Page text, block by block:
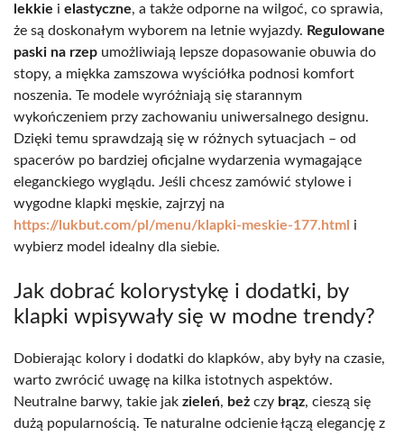
lekkie i elastyczne, a także odporne na wilgoć, co sprawia,
że są doskonałym wyborem na letnie wyjazdy. Regulowane
paski na rzep umożliwiają lepsze dopasowanie obuwia do
stopy, a miękka zamszowa wyściółka podnosi komfort
noszenia. Te modele wyróżniają się starannym
wykończeniem przy zachowaniu uniwersalnego designu.
Dzięki temu sprawdzają się w różnych sytuacjach – od
spacerów po bardziej oficjalne wydarzenia wymagające
eleganckiego wyglądu. Jeśli chcesz zamówić stylowe i
wygodne klapki męskie, zajrzyj na
https://lukbut.com/pl/menu/klapki-meskie-177.html i
wybierz model idealny dla siebie.
Jak dobrać kolorystykę i dodatki, by
klapki wpisywały się w modne trendy?
Dobierając kolory i dodatki do klapków, aby były na czasie,
warto zwrócić uwagę na kilka istotnych aspektów.
Neutralne barwy, takie jak zieleń, beż czy brąz, cieszą się
dużą popularnością. Te naturalne odcienie łączą elegancję z